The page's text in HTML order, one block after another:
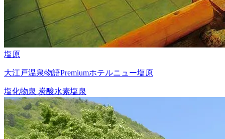
塩原
大江戸温泉物語Premiumホテルニュー塩原
塩化物泉 炭酸水素塩泉